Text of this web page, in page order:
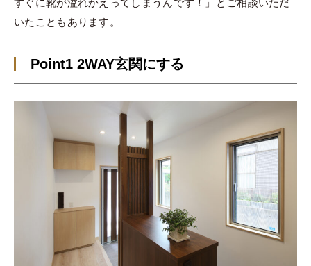
すぐに靴が溢れかえってしまうんです！」とご相談いただ
いたこともあります。
Point1 2WAY玄関にする